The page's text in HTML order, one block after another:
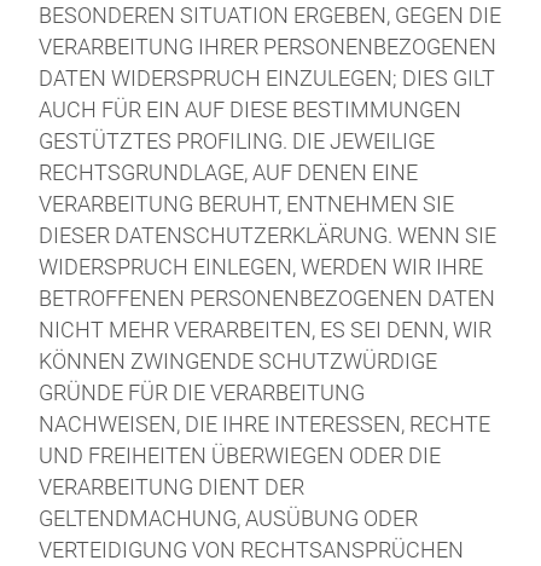
BESONDEREN SITUATION ERGEBEN, GEGEN DIE
VERARBEITUNG IHRER PERSONENBEZOGENEN
DATEN WIDERSPRUCH EINZULEGEN; DIES GILT
AUCH FÜR EIN AUF DIESE BESTIMMUNGEN
GESTÜTZTES PROFILING. DIE JEWEILIGE
RECHTSGRUNDLAGE, AUF DENEN EINE
VERARBEITUNG BERUHT, ENTNEHMEN SIE
DIESER DATENSCHUTZERKLÄRUNG. WENN SIE
WIDERSPRUCH EINLEGEN, WERDEN WIR IHRE
BETROFFENEN PERSONENBEZOGENEN DATEN
NICHT MEHR VERARBEITEN, ES SEI DENN, WIR
KÖNNEN ZWINGENDE SCHUTZWÜRDIGE
GRÜNDE FÜR DIE VERARBEITUNG
NACHWEISEN, DIE IHRE INTERESSEN, RECHTE
UND FREIHEITEN ÜBERWIEGEN ODER DIE
VERARBEITUNG DIENT DER
GELTENDMACHUNG, AUSÜBUNG ODER
VERTEIDIGUNG VON RECHTSANSPRÜCHEN